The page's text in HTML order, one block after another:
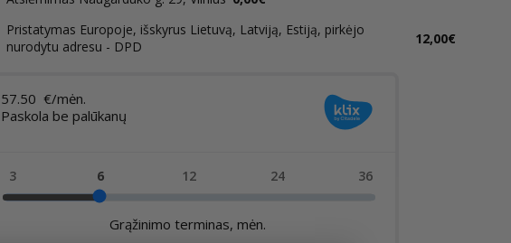
Pristatymas Europoje, išskyrus Lietuvą, Latviją, Estiją, pirkėjo
nurodytu adresu - DPD
12,00€